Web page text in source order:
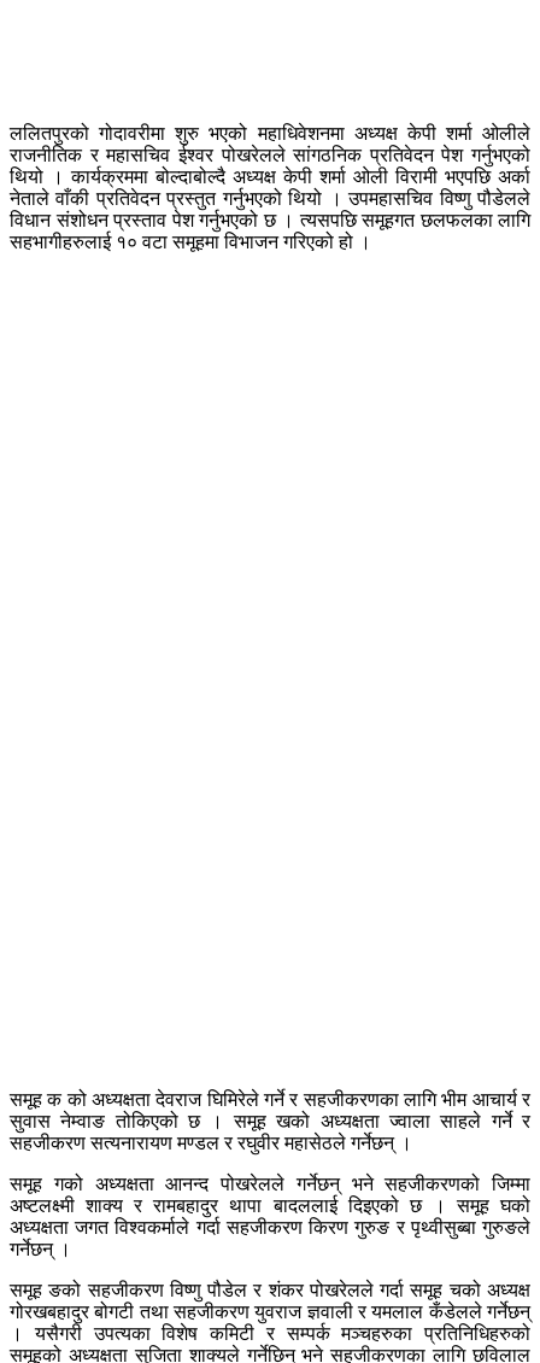
ललितपुरको गोदावरीमा शुरु भएको महाधिवेशनमा अध्यक्ष केपी शर्मा ओलीले
राजनीतिक र महासचिव ईश्वर पोखरेलले सांगठनिक प्रतिवेदन पेश गर्नुभएको
थियो । कार्यक्रममा बोल्दाबोल्दै अध्यक्ष केपी शर्मा ओली विरामी भएपछि अर्का
नेताले वाँकी प्रतिवेदन प्रस्तुत गर्नुभएको थियो । उपमहासचिव विष्णु पौडेलले
विधान संशोधन प्रस्ताव पेश गर्नुभएको छ । त्यसपछि समूहगत छलफलका लागि
सहभागीहरुलाई १० वटा समूहमा विभाजन गरिएको हो ।
समूह क को अध्यक्षता देवराज घिमिरेले गर्ने र सहजीकरणका लागि भीम आचार्य र
सुवास नेम्वाङ तोकिएको छ । समूह खको अध्यक्षता ज्वाला साहले गर्ने र
सहजीकरण सत्यनारायण मण्डल र रघुवीर महासेठले गर्नेछन् ।
समूह गको अध्यक्षता आनन्द पोखरेलले गर्नेछन् भने सहजीकरणको जिम्मा
अष्टलक्ष्मी शाक्य र रामबहादुर थापा बादललाई दिइएको छ । समूह घको
अध्यक्षता जगत विश्वकर्माले गर्दा सहजीकरण किरण गुरुङ र पृथ्वीसुब्बा गुरुङले
गर्नेछन् ।
समूह ङको सहजीकरण विष्णु पौडेल र शंकर पोखरेलले गर्दा समूह चको अध्यक्ष
गोरखबहादुर बोगटी तथा सहजीकरण युवराज ज्ञवाली र यमलाल कँडेलले गर्नेछन्
। यसैगरी उपत्यका विशेष कमिटी र सम्पर्क मञ्चहरुका प्रतिनिधिहरुको
समूहको अध्यक्षता सुजिता शाक्यले गर्नेछिन् भने सहजीकरणका लागि छविलाल